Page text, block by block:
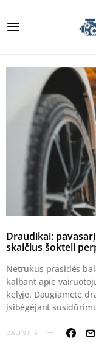
Draudikai:
skaičius šokteli
Netrukus prasidės
kalbant apie
kelyje. Daugiametė
įsibėgėjant
DALINTIS